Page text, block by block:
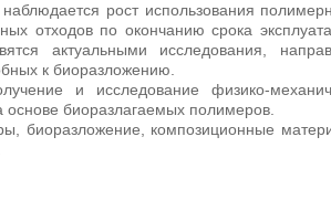
рост использования
отходов по окончанию срока
актуальными исследования,
к биоразложению.
и исследование физико-
биоразлагаемых полимеров.
биоразложение, композиционные